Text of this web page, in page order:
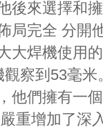
後來選擇和
局完全 分開
大焊機使用
察到53毫
他們擁有一
重增加了深